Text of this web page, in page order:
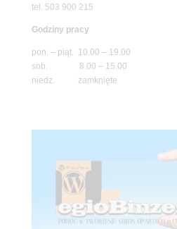
tel. 503 900 215
Godziny pracy
pon. – piąt. 10.00 – 19.00
sob. 8.00 – 15.00
niedz. zamknięte